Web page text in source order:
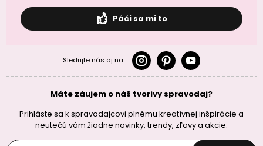
Páči sa mi to
Sledujte nás aj na:
Máte záujem o náš tvorivy spravodaj?
Prihláste sa k spravodajcovi plnému kreatívnej inšpirácie a
neutečú vám žiadne novinky, trendy, zľavy a akcie.